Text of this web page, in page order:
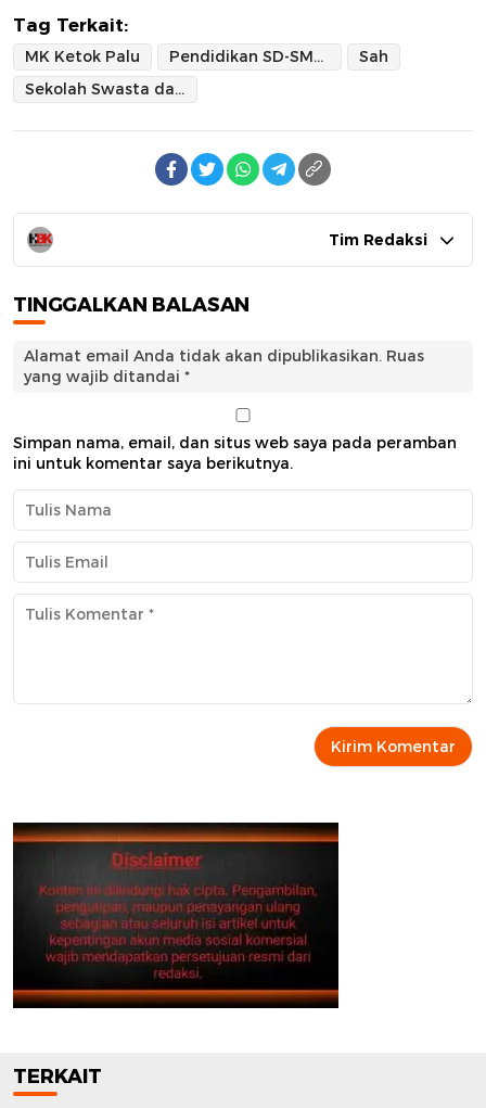
Tag Terkait:
MK Ketok Palu Pendidikan SD-SMP Negeri dan Swasta Wajib Digratiskan Pendidikannya
Sah
Sekolah Swasta dan Negeri Tak Lagi Sakti Tarik Biaya"
Tim Redaksi
TINGGALKAN BALASAN
Alamat email Anda tidak akan dipublikasikan. Ruas
yang wajib ditandai *
Simpan nama, email, dan situs web saya pada peramban
ini untuk komentar saya berikutnya.
TERKAIT